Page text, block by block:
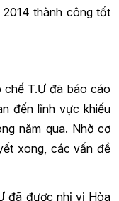
thành công tốt
chế T.Ư đã báo cáo
đến lĩnh vực khiếu
năm qua. Nhờ cơ
xong, các vấn đề
đã được nhị vị Hòa